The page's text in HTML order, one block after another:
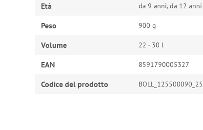
Età da 9 anni, da 12 anni
Peso 900 g
Volume 22 - 30 l
EAN 8591790005327
Codice del prodotto BOLL_125500090_25